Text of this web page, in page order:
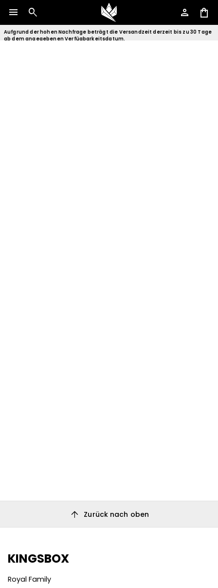
menu search person shopping_bag
Aufgrund der hohen Nachfrage beträgt die Versandzeit derzeit bis zu 30 Tage
ab dem angegebenen Verfügbarkeitsdatum.
arrow_upward Zurück nach oben
KINGSBOX
Royal Family